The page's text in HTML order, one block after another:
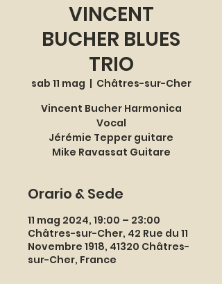
VINCENT
BUCHER BLUES
TRIO
sab 11 mag
  |
Châtres-sur-Cher
Vincent Bucher Harmonica
Vocal
Jérémie Tepper guitare
Mike Ravassat Guitare
Orario & Sede
11 mag 2024, 19:00 – 23:00
Châtres-sur-Cher, 42 Rue du 11
Novembre 1918, 41320 Châtres-
sur-Cher, France